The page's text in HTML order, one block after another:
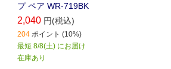
プ ペア WR-719BK
2,040 円(税込)
204 ポイント (10%)
最短 8/8(土) にお届け
在庫あり